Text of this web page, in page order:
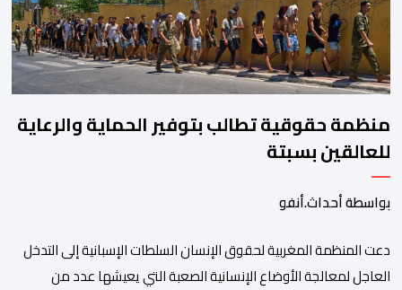
منظمة حقوقية تطالب بتوفير الحماية والرعاية
للعالقين بسبتة
بواسطة أحداث.أنفو
دعت المنظمة المغربية لحقوق الإنسان السلطات الإسبانية إلى التدخل
العاجل لمعالجة الأوضاع الإنسانية الصعبة التي يعيشها عدد من